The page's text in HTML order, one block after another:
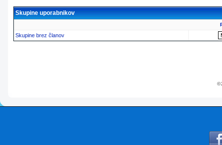
Skupine uporabnikov
Skupine brez članov
©